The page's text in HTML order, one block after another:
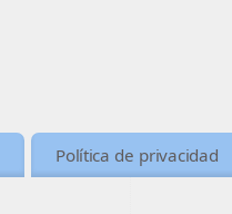
Política de privacidad